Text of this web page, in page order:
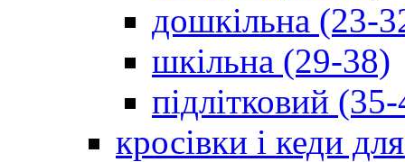
дошкільна (23-
шкільна (29-38)
підлітковий
кросівки і кеди